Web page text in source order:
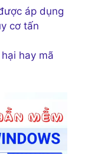
áp dụng
cơ tấn
hay mã